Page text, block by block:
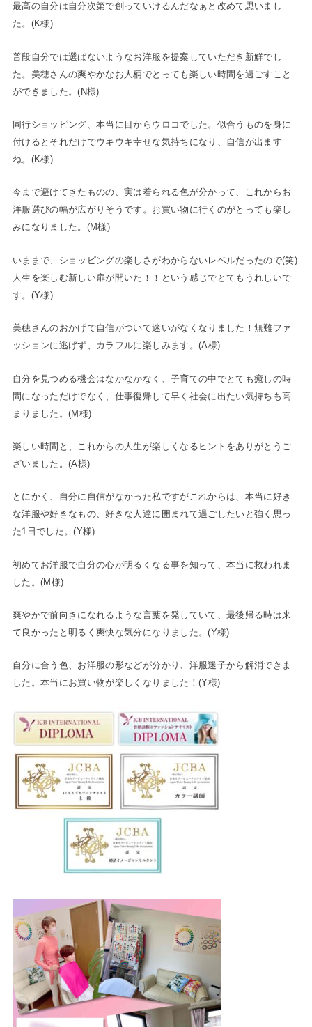
最高の自分は自分次第で創っていけるんだなぁと改めて思いまし
た。(K様)
普段自分では選ばないようなお洋服を提案していただき新鮮でし
た。美穂さんの爽やかなお人柄でとっても楽しい時間を過ごすこと
ができました。(N様)
同行ショッピング、本当に目からウロコでした。似合うものを身に
付けるとそれだけでウキウキ幸せな気持ちになり、自信が出ます
ね。(K様)
今まで避けてきたものの、実は着られる色が分かって、これからお
洋服選びの幅が広がりそうです。お買い物に行くのがとっても楽し
みになりました。(M様)
いままで、ショッピングの楽しさがわからないレベルだったので(笑)
人生を楽しむ新しい扉が開いた！！という感じでとてもうれしいで
す。(Y様)
美穂さんのおかげで自信がついて迷いがなくなりました！無難ファ
ッションに逃げず、カラフルに楽しみます。(A様)
自分を見つめる機会はなかなかなく、子育ての中でとても癒しの時
間になっただけでなく、仕事復帰して早く社会に出たい気持ちも高
まりました。(M様)
楽しい時間と、これからの人生が楽しくなるヒントをありがとうご
ざいました。(A様)
とにかく、自分に自信がなかった私ですがこれからは、本当に好き
な洋服や好きなもの、好きな人達に囲まれて過ごしたいと強く思っ
た1日でした。(Y様)
初めてお洋服で自分の心が明るくなる事を知って、本当に救われま
した。(M様)
爽やかで前向きになれるような言葉を発していて、最後帰る時は来
て良かったと明るく爽快な気分になりました。(Y様)
自分に合う色、お洋服の形などが分かり、洋服迷子から解消できま
した。本当にお買い物が楽しくなりました！(Y様)